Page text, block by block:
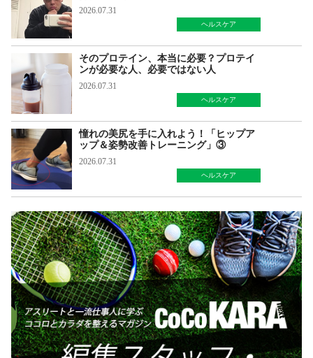
2026.07.31
ヘルスケア
そのプロテイン、本当に必要？プロテイ
ンが必要な人、必要ではない人
2026.07.31
ヘルスケア
憧れの美尻を手に入れよう！「ヒップア
ップ＆姿勢改善トレーニング」③
2026.07.31
ヘルスケア